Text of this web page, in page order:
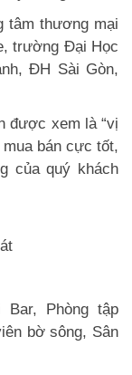
tâm thương mại
trường Đại Học
ĐH Sài Gòn,
được xem là “vị
bán cực tốt,
của quý khách
Bar, Phòng tập
bờ sông, Sân